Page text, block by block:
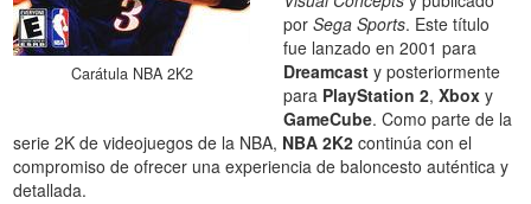
Carátula NBA 2K2
porSega Sports. Este título
fue lanzado en 2001 para
Dreamcast y posteriormente
para PlayStation 2,Xbox y
GameCube. Como parte de la
serie 2K de videojuegos de la NBA, NBA 2K2 continúa con el
compromiso de ofrecer una experiencia de baloncesto auténtica y
detallada.